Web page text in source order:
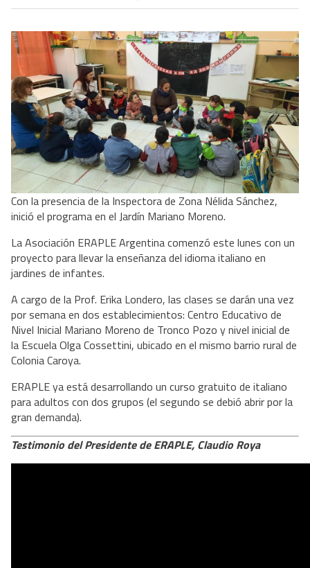
Con la presencia de la Inspectora de Zona Nélida Sánchez,
inició el programa en el Jardín Mariano Moreno.
La Asociación ERAPLE Argentina comenzó este lunes con un
proyecto para llevar la enseñanza del idioma italiano en
jardines de infantes.
A cargo de la Prof. Erika Londero, las clases se darán una vez
por semana en dos establecimientos: Centro Educativo de
Nivel Inicial Mariano Moreno de Tronco Pozo y nivel inicial de
la Escuela Olga Cossettini, ubicado en el mismo barrio rural de
Colonia Caroya.
ERAPLE ya está desarrollando un curso gratuito de italiano
para adultos con dos grupos (el segundo se debió abrir por la
gran demanda).
Testimonio del Presidente de ERAPLE, Claudio Roya